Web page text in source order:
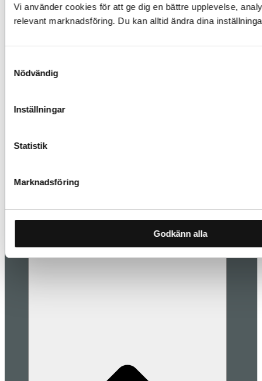
Vi använder cookies för att ge dig en bättre upplevelse,
relevant marknadsföring. Du kan alltid ändra dina
Nödvändig
Inställningar
Statistik
Marknadsföring
Godkänn alla
Styling og interiørdesign